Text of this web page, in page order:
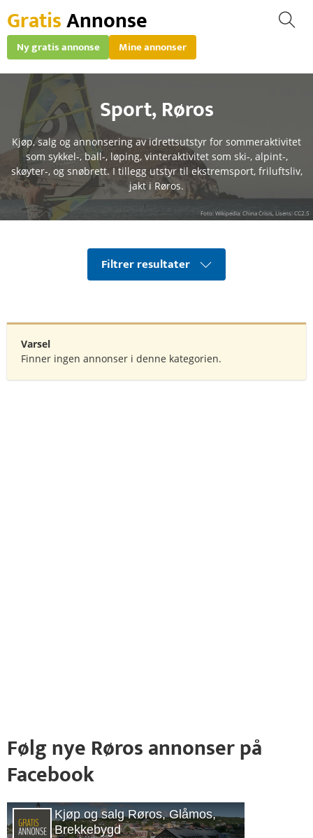
GratisAnnonse
Ny gratis annonse Mine annonser
Sport,Røros
Kjøp, salg og annonsering av idrettsutstyr for sommeraktivitet
som sykkel-, ball-, løping, vinteraktivitet som ski-, alpint-,
skøyter-, og snøbrett. I tillegg utstyr til ekstremsport, friluftsliv,
jakt i Røros.
Foto: Wikipedia: China Crisis, Lisens: CC2.5
Filtrer resultater
Varsel
Finner ingen annonser i denne kategorien.
Følg nye Røros annonser på
Facebook
Kjøp og salg Røros, Glåmos,
Brekkebygd